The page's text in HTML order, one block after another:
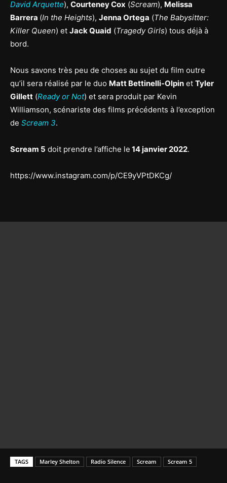
David Arquette), Courteney Cox (Scream), Melissa
Barrera (In the Heights), Jenna Ortega (The Babysitter:
Killer Queen) et Jack Quaid (Tragedy Girls) tous déjà à
bord.
Nous savons très peu de choses au sujet du film outre
qu’il sera réalisé par le duo Matt Bettinelli-Olpin et Tyler
Gillett (Ready or Not) et sera produit par Kevin
Williamson, scénariste des films précédents à l’exception
de Scream 3.
Scream 5 doit prendre l’affiche le 14 janvier 2022.
https://www.instagram.com/p/CE9yVPtDKCg/
TAGS Marley Shelton Radio Silence Scream Scream 5